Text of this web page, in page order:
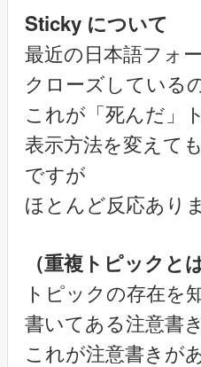
Sticky について
最近の日本語フォ
クローズしている
これが「死んだ」
表示方法を変えて
ですが
ほとんど反応あり
（重複トピックと
トピックの存在を
書いてある注意書
これが注意書きが